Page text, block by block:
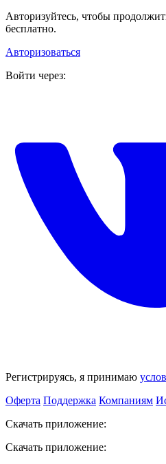
Авторизуйтесь, чтобы
бесплатно.
Авторизоваться
Войти через:
Регистрируясь, я принимаю
Оферта Поддержка Компаниям
Скачать приложение:
Скачать приложение: